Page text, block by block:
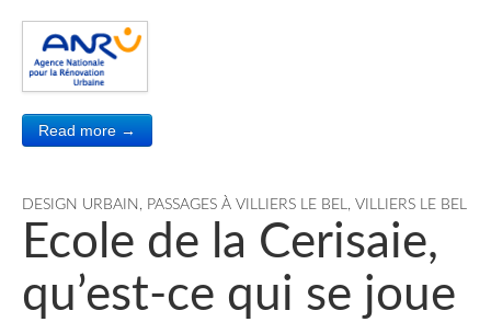
Read more →
DESIGN URBAIN PASSAGES À VILLIERS LE BEL VILLIERS LE BEL
Ecole de la Cerisaie,
qu’est-ce qui se joue